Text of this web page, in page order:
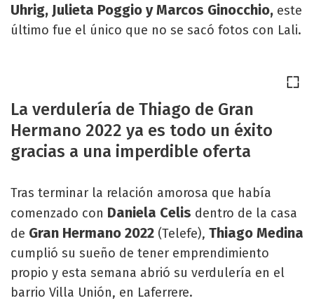
Uhrig, Julieta Poggio y Marcos Ginocchio, este
último fue el único que no se sacó fotos con Lali.
La verdulería de Thiago de Gran
Hermano 2022 ya es todo un éxito
gracias a una imperdible oferta
Tras terminar la relación amorosa que había
comenzado con Daniela Celis dentro de la casa
de Gran Hermano 2022 (Telefe), Thiago Medina
cumplió su sueño de tener emprendimiento
propio y esta semana abrió su verdulería en el
barrio Villa Unión, en Laferrere.